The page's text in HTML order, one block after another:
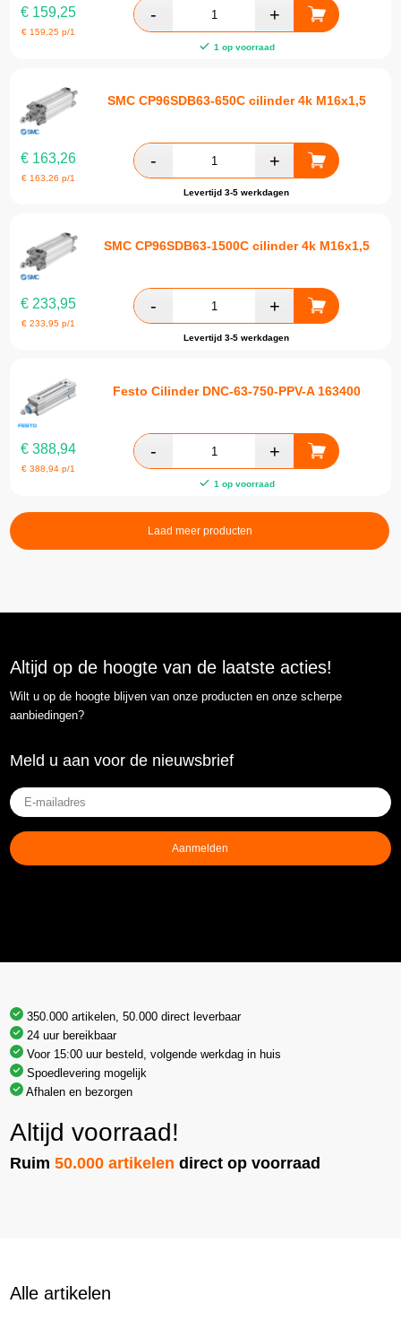
€ 159,25
€ 159,25 p/1
1 op voorraad
SMC CP96SDB63-650C cilinder 4k M16x1,5
€ 163,26
€ 163,26 p/1
Levertijd 3-5 werkdagen
SMC CP96SDB63-1500C cilinder 4k M16x1,5
€ 233,95
€233,95 p/1
Levertijd 3-5 werkdagen
Festo Cilinder DNC-63-750-PPV-A 163400
€ 388,94
€388,94 p/1
1 op voorraad
Laad meer producten
Altijd op de hoogte van de laatste acties!
Wilt u op de hoogte blijven van onze producten en onze scherpe
aanbiedingen?
Meld u aan voor de nieuwsbrief
E-
mailadres(Vereist)
Aanmelden
350.000 artikelen, 50.000 direct leverbaar
24 uur bereikbaar
Voor 15:00 uur besteld, volgende werkdag in huis
Spoedlevering mogelijk
Afhalen en bezorgen
Altijd voorraad!
Ruim50.000 artikelen direct op voorraad
Alle artikelen